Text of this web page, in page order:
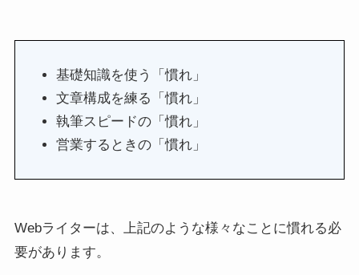
基礎知識を使う「慣れ」
文章構成を練る「慣れ」
執筆スピードの「慣れ」
営業するときの「慣れ」
Webライターは、上記のような様々なことに慣れる必
要があります。